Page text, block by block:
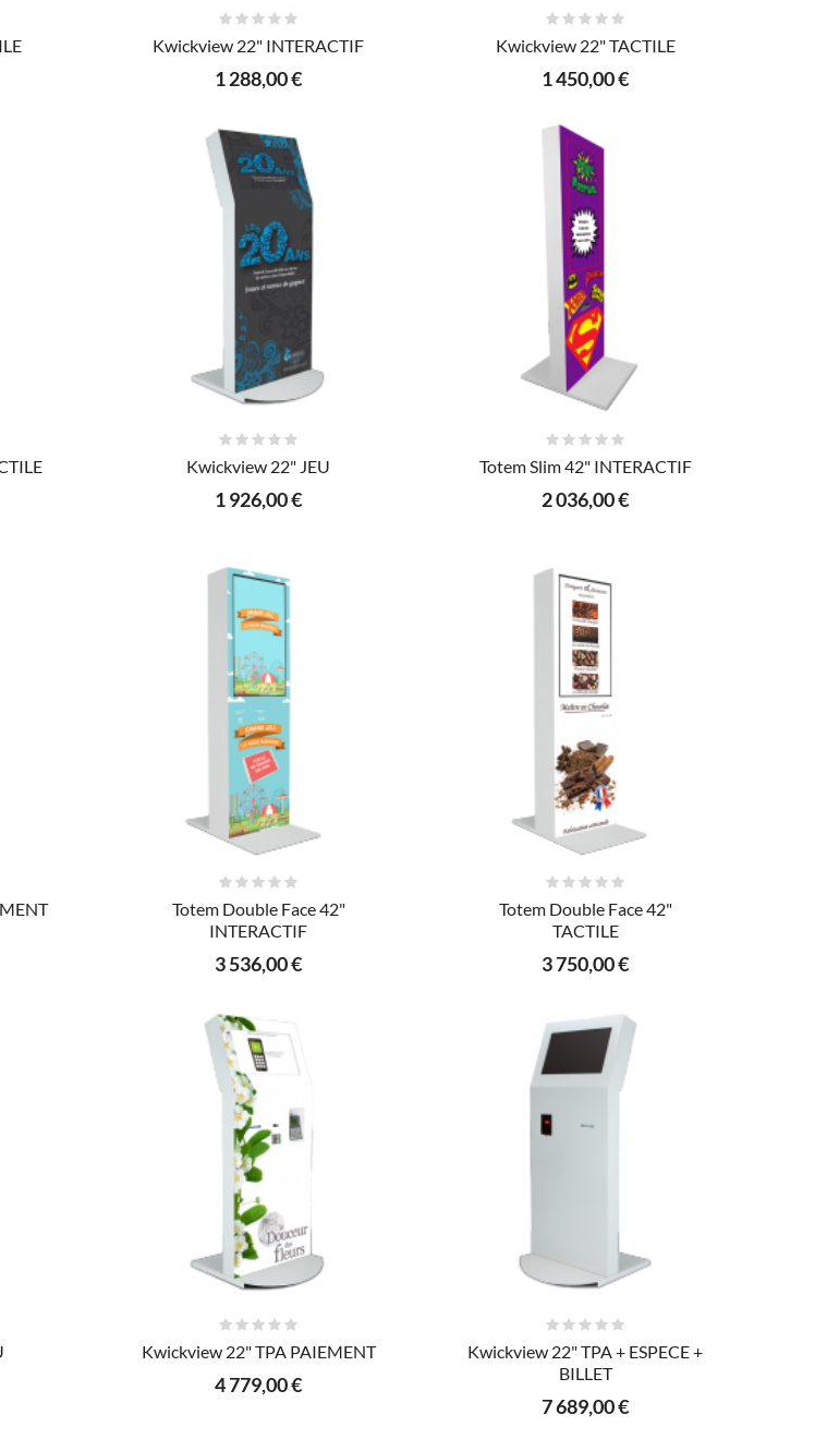
AJOUTER AU PANIER
Kwickview 22" INTERACTIF
1 288,00 €
AJOUTER AU PANIER
Kwickview 22" TACTILE
1 450,00 €
AJOUTER AU PANIER
Kwickview 22" JEU
1 926,00 €
AJOUTER AU PANIER
Totem Slim 42" INTERACTIF
2 036,00 €
AJOUTER AU PANIER
Totem Double Face 42"
INTERACTIF
3 536,00 €
AJOUTER AU PANIER
Totem Double Face 42"
TACTILE
3 750,00 €
AJOUTER AU PANIER
Kwickview 22" TPA PAIEMENT
4 779,00 €
AJOUTER AU PANIER
Kwickview 22" TPA + ESPECE +
BILLET
7 689,00 €